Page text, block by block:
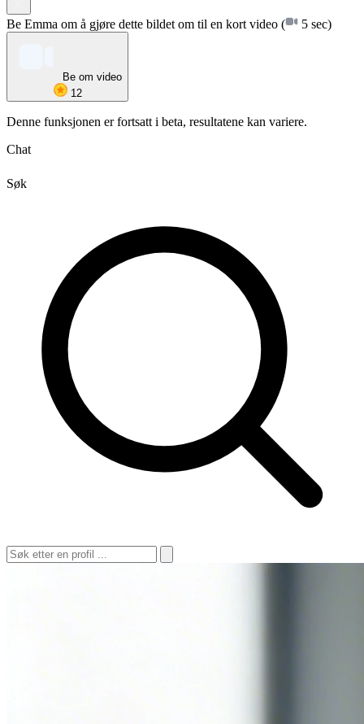
Be Emma om å gjøre dette bildet om til en kort video ( 5 sec)
Be om video
12
Denne funksjonen er fortsatt i beta, resultatene kan variere.
Chat
Søk